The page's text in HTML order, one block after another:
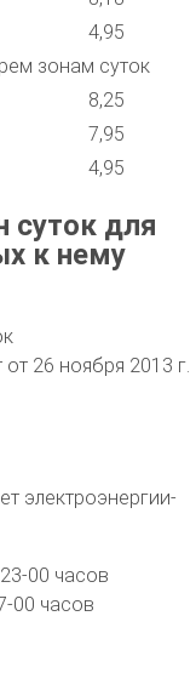
4,95
зонам суток
8,25
7,95
4,95
суток для
к нему
26 ноября 2013 г.
электроэнергии-
00 часов
00 часов